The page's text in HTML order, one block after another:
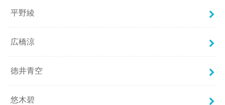
平野綾
広橋涼
徳井青空
悠木碧